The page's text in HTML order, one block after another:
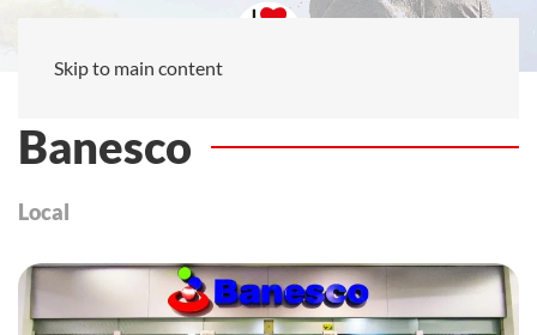
Skip to main content
Banesco
Local